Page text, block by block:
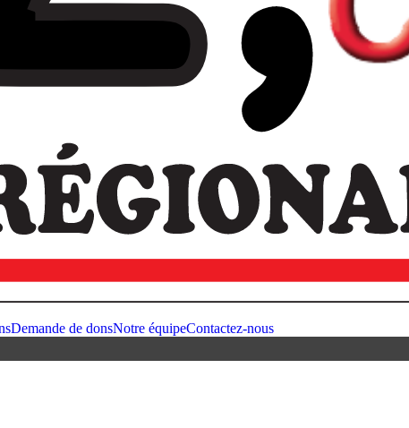
Demande de donsNotre équipeContactez-nous